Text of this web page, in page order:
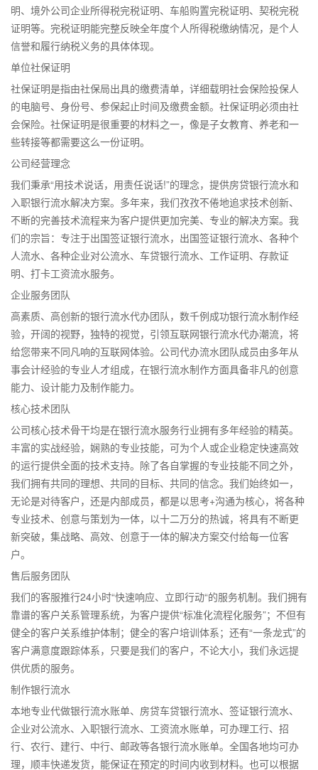
明、境外公司企业所得税完税证明、车船购置完税证明、契税完税
证明等。完税证明能完整反映全年度个人所得税缴纳情况，是个人
信誉和履行纳税义务的具体体现。
单位社保证明
社保证明是指由社保局出具的缴费清单，详细载明社会保险投保人
的电脑号、身份号、参保起止时间及缴费金额。社保证明必须由社
会保险。社保证明是很重要的材料之一，像是子女教育、养老和一
些转接等都需要这么一份证明。
公司经营理念
我们秉承“用技术说话，用责任说话!”的理念，提供房贷银行流水和
入职银行流水解决方案。多年来，我们孜孜不倦地追求技术创新、
不断的完善技术流程来为客户提供更加完美、专业的解决方案。我
们的宗旨：专注于出国签证银行流水，出国签证银行流水、各种个
人流水、各种企业对公流水、车贷银行流水、工作证明、存款证
明、打卡工资流水服务。
企业服务团队
高素质、高创新的银行流水代办团队，数千例成功银行流水制作经
验，开阔的视野，独特的视觉，引领互联网银行流水代办潮流，将
给您带来不同凡响的互联网体验。公司代办流水团队成员由多年从
事会计经验的专业人才组成，在银行流水制作方面具备非凡的创意
能力、设计能力及制作能力。
核心技术团队
公司核心技术骨干均是在银行流水服务行业拥有多年经验的精英。
丰富的实战经验，娴熟的专业技能，可为个人或企业稳定快速高效
的运行提供全面的技术支持。除了各自掌握的专业技能不同之外，
我们拥有共同的理想、共同的目标、共同的信念。我们始终如一，
无论是对待客户，还是内部成员，都是以思考+沟通为核心，将各种
专业技术、创意与策划为一体，以十二万分的热诚，将具有不断更
新突破，集战略、高效、创意于一体的解决方案交付给每一位客
户。
售后服务团队
我们的客服推行24小时“快速响应、立即行动“的服务机制。我们拥有
靠谱的客户关系管理系统，为客户提供“标准化流程化服务”；不但有
健全的客户关系维护体制；健全的客户培训体系；还有“一条龙式”的
客户满意度跟踪体系，只要是我们的客户，不论大小，我们永远提
供优质的服务。
制作银行流水
本地专业代做银行流水账单、房贷车贷银行流水、签证银行流水、
企业对公流水、入职银行流水、工资流水账单，可办理工行、招
行、农行、建行、中行、邮政等各银行流水账单。全国各地均可办
理，顺丰快递发货，能保证在预定的时间内收到材料。也可以根据